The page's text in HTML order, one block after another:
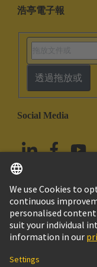
浩亭電子報
透過拖放或
Social Media
台灣 繁体
© HARTING浩亭技術